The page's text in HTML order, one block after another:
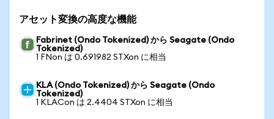
アセット変換の高度な機能
Fabrinet (Ondo Tokenized) から Seagate (Ondo
Tokenized)
1 FNon は 0.691982 STXon に相当
KLA (Ondo Tokenized) から Seagate (Ondo
Tokenized)
1 KLACon は 2.4404 STXon に相当